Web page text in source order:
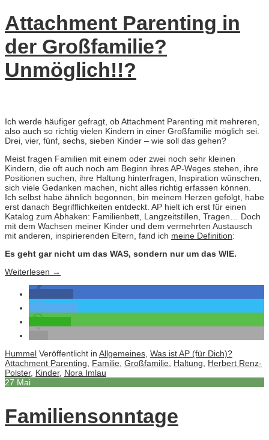
Attachment Parenting in
der Großfamilie?
Unmöglich!!?
Ich werde häufiger gefragt, ob Attachment Parenting mit mehreren,
also auch so richtig vielen Kindern in einer Großfamilie möglich sei.
Drei, vier, fünf, sechs, sieben Kinder – wie soll das gehen?
Meist fragen Familien mit einem oder zwei noch sehr kleinen
Kindern, die oft auch noch am Beginn ihres AP-Weges stehen, ihre
Positionen suchen, ihre Haltung hinterfragen, Inspiration wünschen,
sich viele Gedanken machen, nicht alles richtig erfassen können.
Ich selbst habe ähnlich begonnen, bin meinem Herzen gefolgt, habe
erst danach Begrifflichkeiten entdeckt. AP hielt ich erst für einen
Katalog zum Abhaken: Familienbett, Langzeitstillen, Tragen… Doch
mit dem Wachsen meiner Kinder und dem vermehrten Austausch
mit anderen, inspirierenden Eltern, fand ich meine Definition:
Es geht gar nicht um das WAS, sondern nur um das WIE.
Weiterlesen →
Hummel Veröffentlicht in Allgemeines, Was ist AP (für Dich)?
Attachment Parenting, Familie, Großfamilie, Haltung, Herbert Renz-
Polster, Kinder, Nora Imlau
27 Mai
Familiensonntage